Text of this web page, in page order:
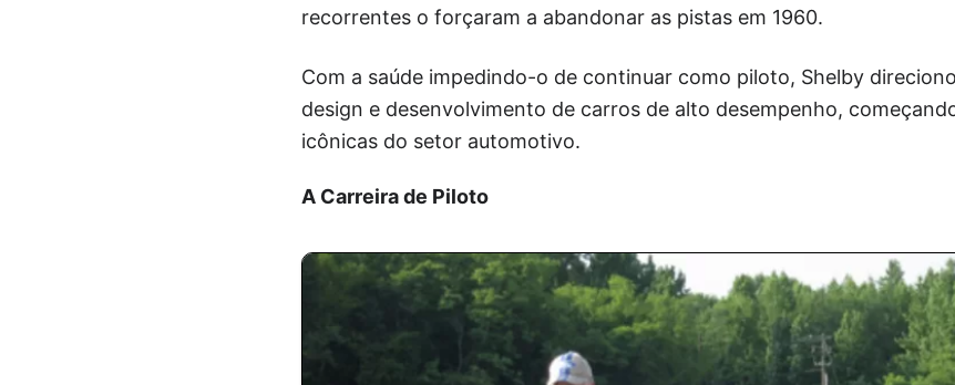
recorrentes o forçaram a abandonar as pistas em 1960.
Com a saúde impedindo-o de continuar como piloto, Shelby
design e desenvolvimento de carros de alto desempenho,
icônicas do setor automotivo.
A Carreira de Piloto